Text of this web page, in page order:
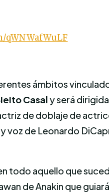
qWNWafWuLF
ámbitos
Casaly será
de doblaje de
de Leonardo
todo aquello que
de Anakin que